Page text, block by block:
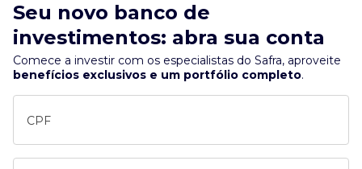
Seu novo banco de
investimentos: abra sua conta
Comece a investir com os especialistas do Safra, aproveite
benefícios exclusivos e um portfólio completo.
CPF